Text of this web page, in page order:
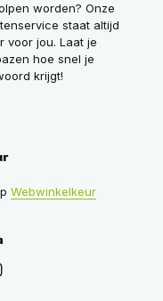
worden? Onze
staat altijd
voor jou. Laat je
hoe snel je
krijgt!
Webwinkelkeur